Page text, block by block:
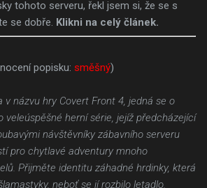
tohoto serveru, řekl jsem si, že se s
se dobře. Klikni na celý článek.
popisku: směšný)
v názvu hry Covert Front 4, jedná se o
veleúspěšné herní série, jejíž předcházející
návštěvníky zábavního serveru
pro chytlavé adventury mnoho
Přijměte identitu záhadné hrdinky, která
neboť se jí rozbilo letadlo.